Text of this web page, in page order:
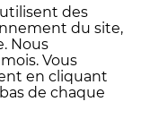
un service
sur place.
que
vie (ou
utilisent des
du site,
Nous
Vous
en cliquant
de chaque